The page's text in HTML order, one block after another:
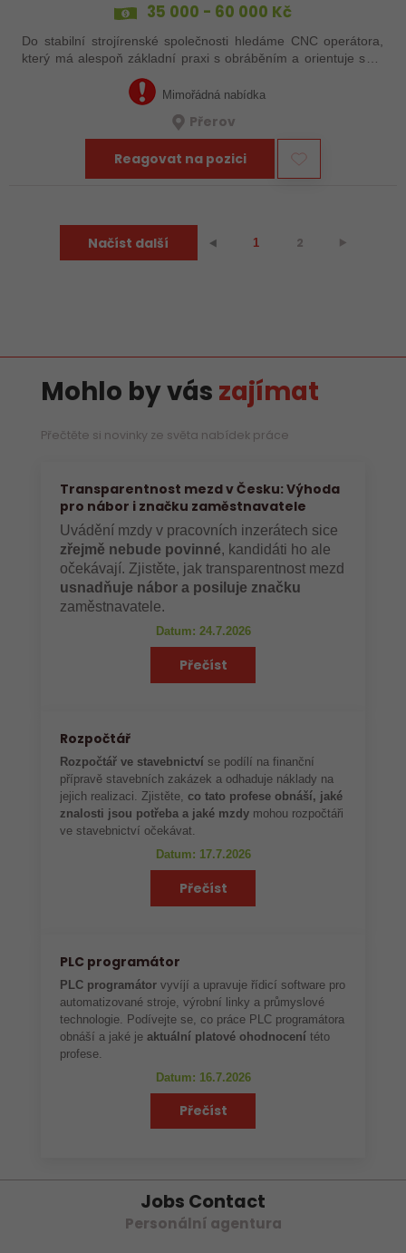
35 000 - 60 000 Kč
Do stabilní strojírenské společnosti hledáme CNC operátora,
který má alespoň základní praxi s obráběním a orientuje se v
technické dokumentaci. Nemusíte mít za sebou roky
zkušeností – důležité je, že…Mimořádná nabídka
Přerov
Reagovat na pozici
Načíst další ⯇ 1 2 ⯈
Mohlo by vás zajímat
Přečtěte si novinky ze světa nabídek práce
Transparentnost mezd v Česku: Výhoda
pro nábor i značku zaměstnavatele
Uvádění mzdy v pracovních inzerátech sice
zřejmě nebude povinné, kandidáti ho ale
očekávají. Zjistěte, jak transparentnost mezd
usnadňuje nábor a posiluje značku
zaměstnavatele.
Datum: 24.7.2026
Přečíst
Rozpočtář
Rozpočtář ve stavebnictví se podílí na finanční
přípravě stavebních zakázek a odhaduje náklady na
jejich realizaci. Zjistěte,co tato profese obnáší, jaké
znalosti jsou potřeba a jaké mzdy mohou rozpočtáři
ve stavebnictví očekávat.
Datum: 17.7.2026
Přečíst
PLC programátor
PLC programátor vyvíjí a upravuje řídicí software pro
automatizované stroje, výrobní linky a průmyslové
technologie. Podívejte se, co práce PLC programátora
obnáší a jaké je aktuální platové ohodnocení této
profese.
Datum: 16.7.2026
Přečíst
Jobs Contact
Personální agentura